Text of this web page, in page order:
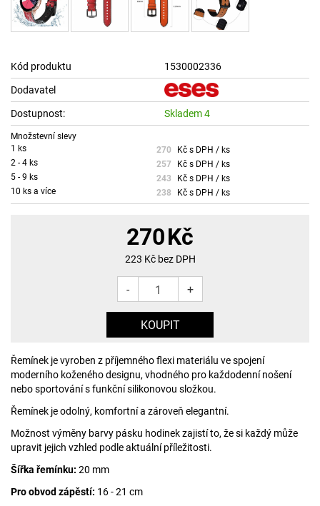
Kód produktu
1530002336
Dodavatel
Dostupnost:
Skladem 4
Množstevní slevy
1 ks
270
Kč s DPH / ks
2 - 4 ks
257 Kč s DPH / ks
5 - 9 ks
243
Kč s DPH / ks
10 ks a více
238 Kč s DPH / ks
270Kč
223 Kč bez DPH
- +
Řemínek je vyroben z příjemného flexi materiálu ve spojení
moderního koženého designu, vhodného pro každodenní nošení
nebo sportování s funkční silikonovou složkou.
Řemínek je odolný, komfortní a zároveň elegantní.
Možnost výměny barvy pásku hodinek zajistí to, že si každý může
upravit jejich vzhled podle aktuální příležitosti.
Šířka řemínku: 20 mm
Pro obvod zápěstí: 16 - 21 cm